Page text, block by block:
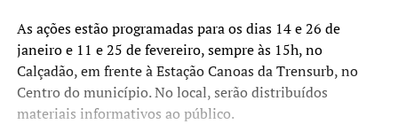
As ações estão programadas para os dias 14 e 26 de
janeiro e 11 e 25 de fevereiro, sempre às 15h, no
Calçadão, em frente à Estação Canoas da Trensurb, no
Centro do município. No local, serão distribuídos
materiais informativos ao público.